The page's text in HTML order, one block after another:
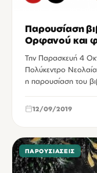
Παρουσίαση
Ορφανού και
Σφυρικάκη,
Ηρακλείου.
Την Παρασκευή 4
Πολύκεντρο
η παρουσίαση του
12/09/2019
ΠΑΡΟΥΣΙΆΣΕΙΣ